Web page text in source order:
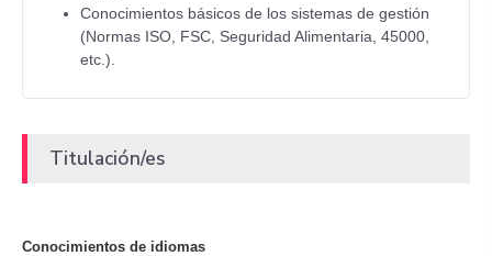
Conocimientos básicos de los sistemas de gestión
(Normas ISO, FSC, Seguridad Alimentaria, 45000,
etc.).
Titulación/es
Conocimientos de idiomas